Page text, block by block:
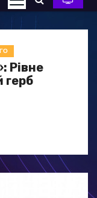
Рівне
герб